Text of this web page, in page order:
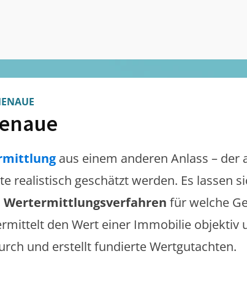
aus einem anderen Anlass – der
realistisch geschätzt werden. Es lassen
Wertermittlungsverfahren für welche
den Wert einer Immobilie objektiv
und erstellt fundierte Wertgutachten.